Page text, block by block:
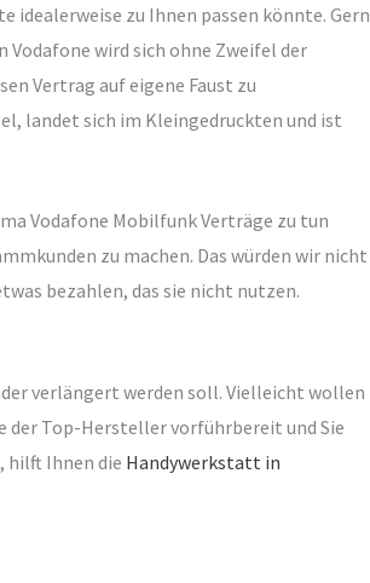
idealerweise zu Ihnen passen könnte. Gern
wird sich ohne Zweifel der
Vertrag auf eigene Faust zu
landet sich im Kleingedruckten und ist
Vodafone Mobilfunk Verträge zu tun
zu machen. Das würden wir nicht
bezahlen, das sie nicht nutzen.
verlängert werden soll. Vielleicht wollen
der Top-Hersteller vorführbereit und Sie
hilft Ihnen die Handywerkstatt in